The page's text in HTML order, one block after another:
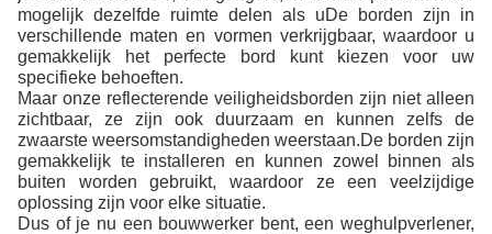
mogelijk dezelfde ruimte delen als uDe borden zijn in
verschillende maten en vormen verkrijgbaar, waardoor u
gemakkelijk het perfecte bord kunt kiezen voor uw
specifieke behoeften.
Maar onze reflecterende veiligheidsborden zijn niet alleen
zichtbaar, ze zijn ook duurzaam en kunnen zelfs de
zwaarste weersomstandigheden weerstaan.De borden zijn
gemakkelijk te installeren en kunnen zowel binnen als
buiten worden gebruikt, waardoor ze een veelzijdige
oplossing zijn voor elke situatie.
Dus of je nu een bouwwerker bent, een weghulpverlener,